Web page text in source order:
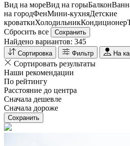
Вид на мореВид на горыБалкон
на городФенМини-кухняДетские
кроваткиХолодильникКондиционер
Сбросить все
Сохранить
Найдено вариантов: 345
Сортировка Фильтр На
Сортировать результаты
Наши рекомендации
По рейтингу
Расстояние до центра
Сначала дешевле
Сначала дороже
Сохранить